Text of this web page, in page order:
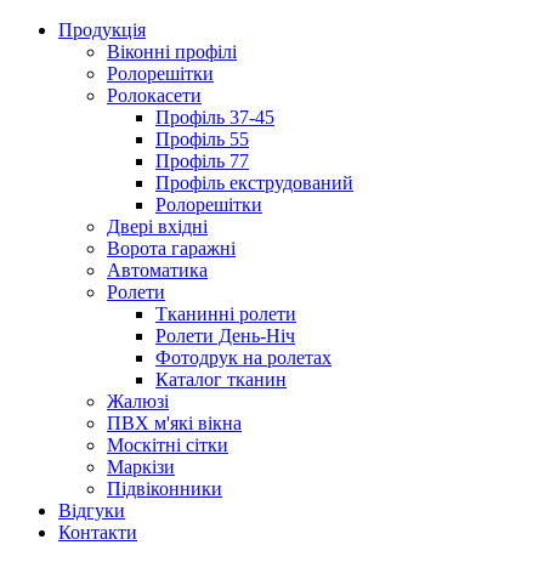
Продукція
Віконні профілі
Ролорешітки
Ролокасети
Профіль 37-45
Профіль 55
Профіль 77
Профіль екструдований
Ролорешітки
Двері вхідні
Ворота гаражні
Автоматика
Ролети
Тканинні ролети
Ролети День-Ніч
Фотодрук на ролетах
Каталог тканин
Жалюзі
ПВХ м'які вікна
Москітні сітки
Маркізи
Підвіконники
Відгуки
Контакти